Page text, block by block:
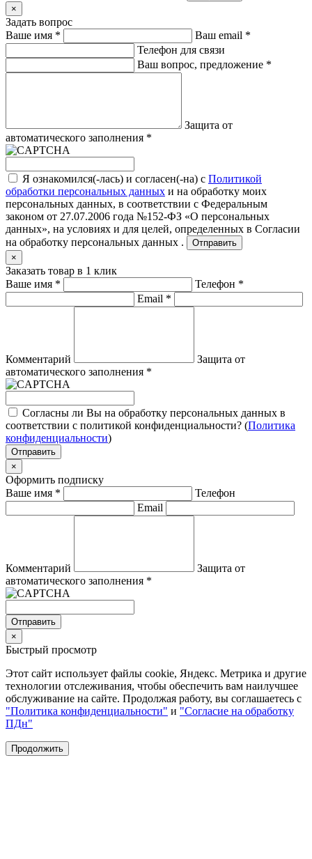
×
Задать вопрос
Ваше имя * Ваш email *
Телефон для связи
Ваш вопрос, предложение *
Защита от
автоматического заполнения *
Я ознакомился(-лась) и согласен(-на) с Политикой
обработки персональных данных и на обработку моих
персональных данных, в соответствии с Федеральным
законом от 27.07.2006 года №152-ФЗ «О персональных
данных», на условиях и для целей, определенных в Согласии
на обработку персональных данных .
Отправить
×
Заказать товар в 1 клик
Ваше имя * Телефон *
Email *
Комментарий
Защита от
автоматического заполнения *
Согласны ли Вы на обработку персональных данных в
соответствии с политикой конфиденциальности? (Политика
конфиденциальности)
Отправить
×
Оформить подписку
Ваше имя *
Телефон
Email
Комментарий
Защита от
автоматического заполнения *
Отправить
×
Быстрый просмотр
Этот сайт использует файлы cookie, Яндекс. Метрика и другие
технологии отслеживания, чтобы обеспечить вам наилучшее
обслуживание на сайте. Продолжая работу, вы соглашаетесь с
"Политика конфиденциальности" и "Согласие на обработку
ПДн"
Продолжить